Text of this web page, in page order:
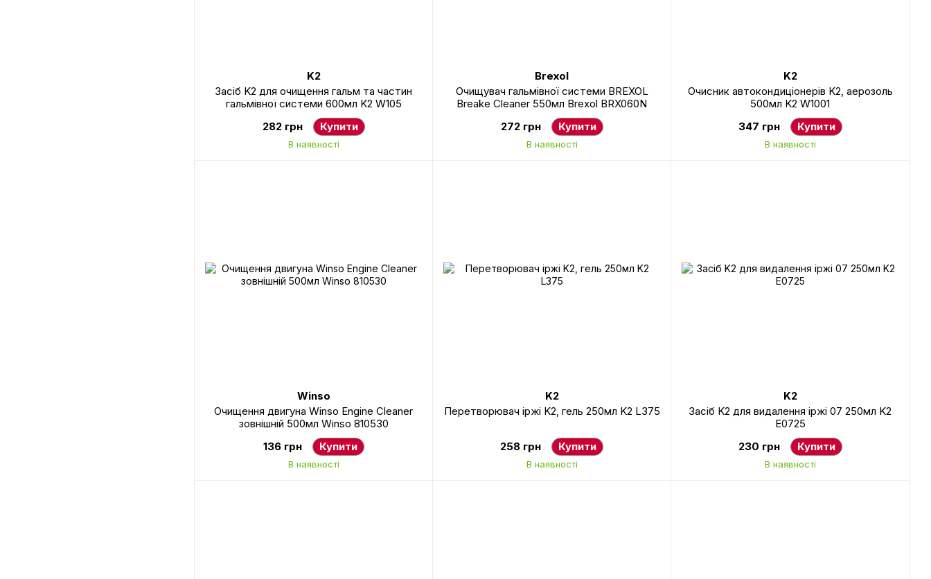
K2
Засіб K2 для очищення гальм та частин
гальмівної системи 600мл K2 W105
282 грн
Купити
В наявності
Brexol
Очищувач гальмівної системи BREXOL
Breake Cleaner 550мл Brexol BRX060N
272 грн
Купити
В наявності
K2
Очисник автокондиціонерів K2, аерозоль
500мл K2 W1001
347 грн
Купити
В наявності
Winso
Очищення двигуна Winso Engine Cleaner
зовнішній 500мл Winso 810530
136 грн
Купити
В наявності
K2
Перетворювач іржі K2, гель 250мл K2 L375
258 грн Купити
В наявності
K2
Засіб K2 для видалення іржі 07 250мл K2
E0725
230 грн
Купити
В наявності